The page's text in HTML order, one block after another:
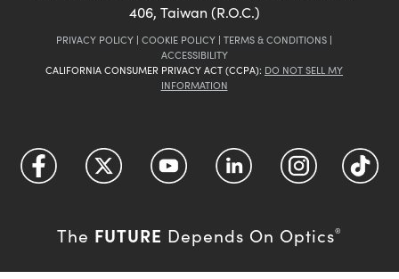
406, Taiwan (R.O.C.)
PRIVACY POLICY | COOKIE POLICY | TERMS & CONDITIONS |
ACCESSIBILITY
CALIFORNIA CONSUMER PRIVACY ACT (CCPA): DO NOT SELL MY
INFORMATION
The FUTURE Depends On Optics®